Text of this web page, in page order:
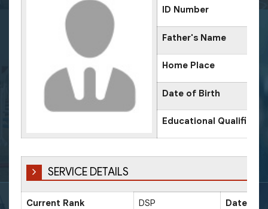
ID Number
Father's Name
Home Place
Date of Birth
Educational
SERVICE DETAILS
Current Rank DSP Date of